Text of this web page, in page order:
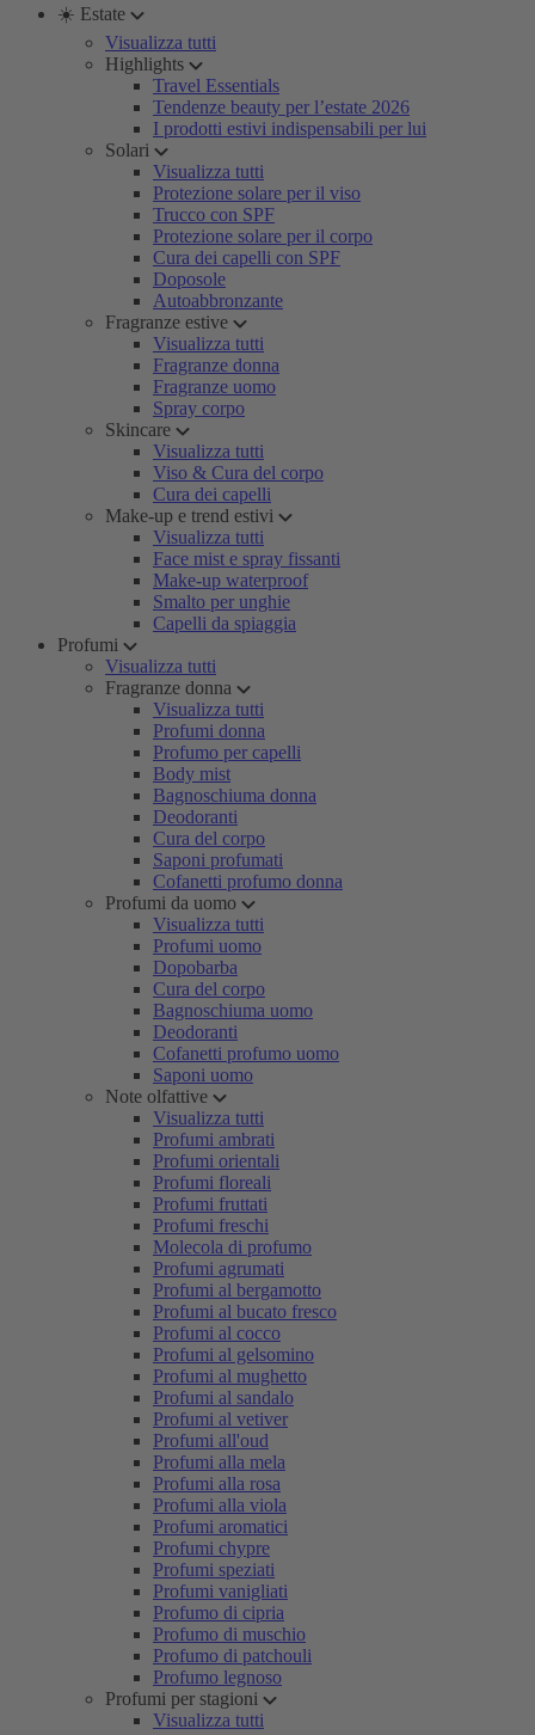
☀️ Estate
Visualizza tutti
Highlights
Travel Essentials
Tendenze beauty per l’estate 2026
I prodotti estivi indispensabili per lui
Solari
Visualizza tutti
Protezione solare per il viso
Trucco con SPF
Protezione solare per il corpo
Cura dei capelli con SPF
Doposole
Autoabbronzante
Fragranze estive
Visualizza tutti
Fragranze donna
Fragranze uomo
Spray corpo
Skincare
Visualizza tutti
Viso & Cura del corpo
Cura dei capelli
Make-up e trend estivi
Visualizza tutti
Face mist e spray fissanti
Make-up waterproof
Smalto per unghie
Capelli da spiaggia
Profumi
Visualizza tutti
Fragranze donna
Visualizza tutti
Profumi donna
Profumo per capelli
Body mist
Bagnoschiuma donna
Deodoranti
Cura del corpo
Saponi profumati
Cofanetti profumo donna
Profumi da uomo
Visualizza tutti
Profumi uomo
Dopobarba
Cura del corpo
Bagnoschiuma uomo
Deodoranti
Cofanetti profumo uomo
Saponi uomo
Note olfattive
Visualizza tutti
Profumi ambrati
Profumi orientali
Profumi floreali
Profumi fruttati
Profumi freschi
Molecola di profumo
Profumi agrumati
Profumi al bergamotto
Profumi al bucato fresco
Profumi al cocco
Profumi al gelsomino
Profumi al mughetto
Profumi al sandalo
Profumi al vetiver
Profumi all'oud
Profumi alla mela
Profumi alla rosa
Profumi alla viola
Profumi aromatici
Profumi chypre
Profumi speziati
Profumi vanigliati
Profumo di cipria
Profumo di muschio
Profumo di patchouli
Profumo legnoso
Profumi per stagioni
Visualizza tutti